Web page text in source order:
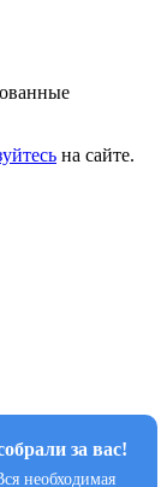
на сайте.
за вас!
необходимая